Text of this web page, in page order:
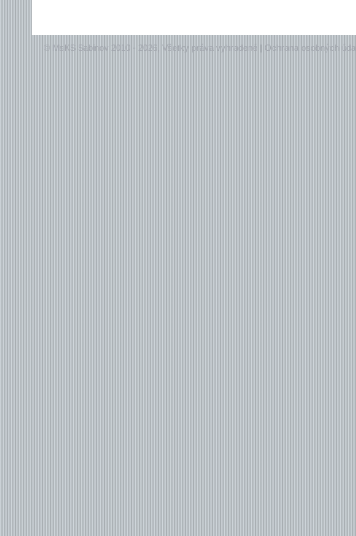
© MsKS Sabinov 2010 - 2026, Všetky práva vyhradené | Ochrana osobných